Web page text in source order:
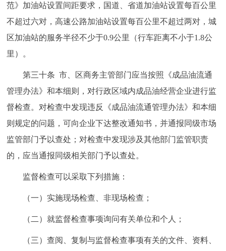
范》加油站设置间距要求，国道、省道加油站设置每百公里
不超过六对，高速公路加油站设置每百公里不超过两对，城
区加油站的服务半径不少于0.9公里（行车距离不小于1.8公
里）。
第三十条 市、区商务主管部门应当按照《成品油流通
管理办法》和本细则，对行政区域内成品油经营企业进行监
督检查。对检查中发现违反《成品油流通管理办法》和本细
则规定的问题，可向企业下达整改通知书，并通报同级市场
监管部门予以查处；对检查中发现涉及其他部门监管职责
的，应当通报同级相关部门予以查处。
监督检查可以采取下列措施：
（一）实施现场检查、非现场检查；
（二）就监督检查事项询问有关单位和个人；
（三）查阅、复制与监督检查事项有关的文件、资料、